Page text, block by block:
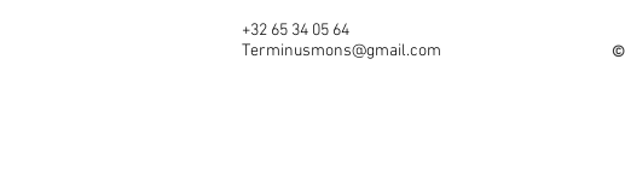
+32 65 34 05 64
Terminusmons@gmail.com
©